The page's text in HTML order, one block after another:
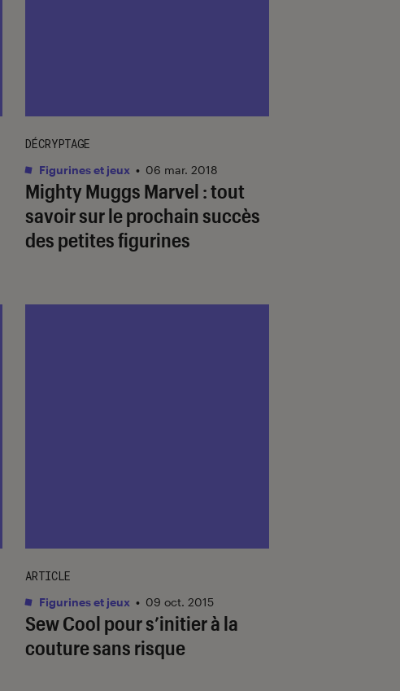
Mighty Muggs Marvel : tout
savoir sur le prochain succès
des petites figurines
DÉCRYPTAGE
Figurines et jeux • 06 mar. 2018
Sew Cool pour s’initier à la
couture sans risque
ARTICLE
Figurines et jeux • 09 oct. 2015